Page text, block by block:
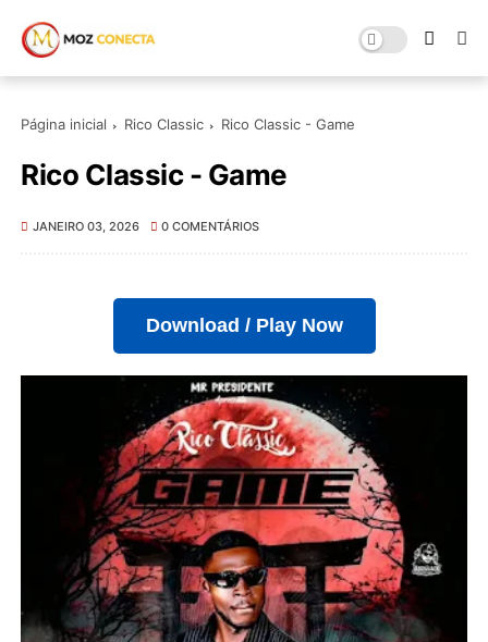
Página inicial Rico Classic Rico Classic - Game
Rico Classic - Game
JANEIRO 03, 2026 0 COMENTÁRIOS
Download / Play Now